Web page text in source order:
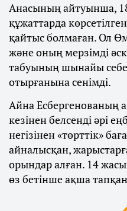
Анасының айтуынша,
құжаттарда
қайтыс болмаған. Ол
және оның мерзімді
табуының шынайы
отырғанына сенімді.
Айна Есбергенованың
кезінен белсенді әрі
негізінен «төрттік»
айналысқан,
орындар алған. 14
өз бетінше ақша